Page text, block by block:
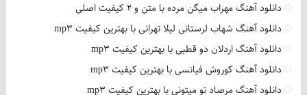
دانلود آهنگ مهراب میگن مرده با متن و 2 کیفیت اصلی
دانلود آهنگ شهاب لرستانی لیلا تهرانی با بهترین کیفیت mp3
دانلود آهنگ اردلان دو قطبی با بهترین کیفیت mp3
دانلود آهنگ کوروش فیانسی با بهترین کیفیت mp3
دانلود آهنگ مرصاد تو میتونی با بهترین کیفیت mp3